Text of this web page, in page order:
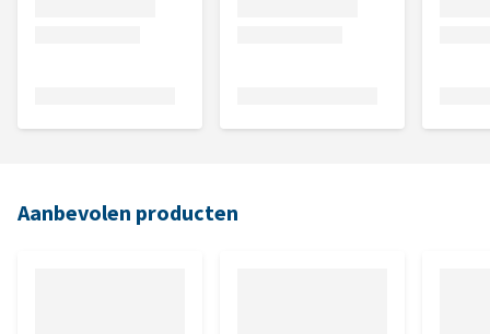
Aanbevolen producten